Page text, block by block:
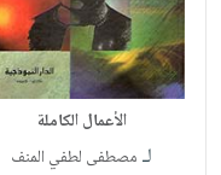
الأعمال الكاملة
لـ مصطفى لطفي المنف